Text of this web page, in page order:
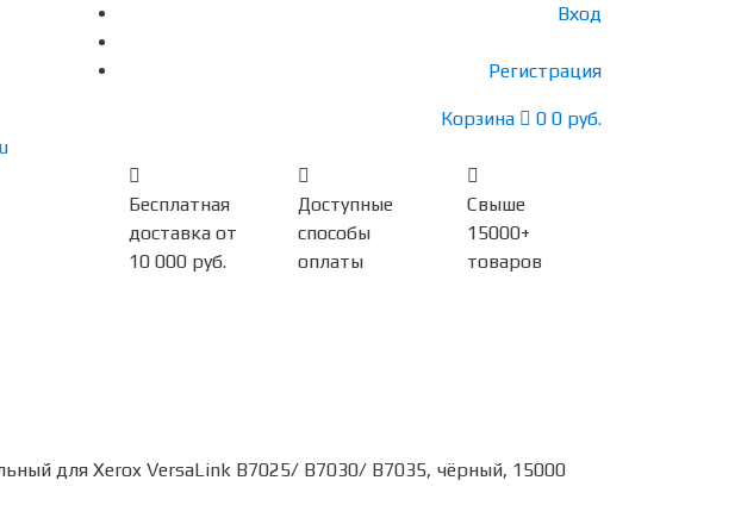
Вход
Регистрация
Корзина 0 0 руб.
Бесплатная
доставка от
10 000 руб.
Доступные
способы
оплаты
Свыше
15000+
товаров
для Xerox VersaLink B7025/ B7030/ B7035, чёрный, 15000